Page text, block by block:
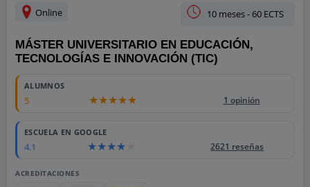
Online 10 meses - 60 ECTS
MÁSTER UNIVERSITARIO EN EDUCACIÓN,
TECNOLOGÍAS E INNOVACIÓN (TIC)
ALUMNOS
5 1 opinión
ESCUELA EN GOOGLE
4.1 2621 reseñas
ACREDITACIONES